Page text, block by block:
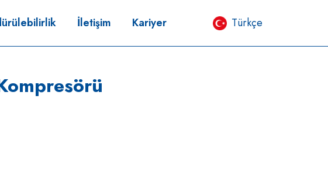
İletişim Kariyer Türkçe